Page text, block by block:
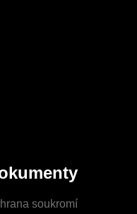
soukromí